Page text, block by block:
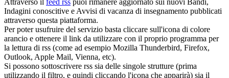
Attraverso il feed rss puoi rimanere aggiornato sui nuovi Bandi,
Indagini conoscitive e Avvisi di vacanza di insegnamento pubblicati
attraverso questa piattaforma.
Per poter usufruire del servizio basta cliccare sull'icona di colore
arancio e ottenere il link da utilizzare con il proprio programma per
la lettura di rss (come ad esempio Mozilla Thunderbird, Firefox,
Outlook, Apple Mail, Vienna, etc).
Si possono sottoscrivere rss sia delle singole strutture (prima
utilizzando il filtro, e quindi cliccando l'icona che apparirà) sia il